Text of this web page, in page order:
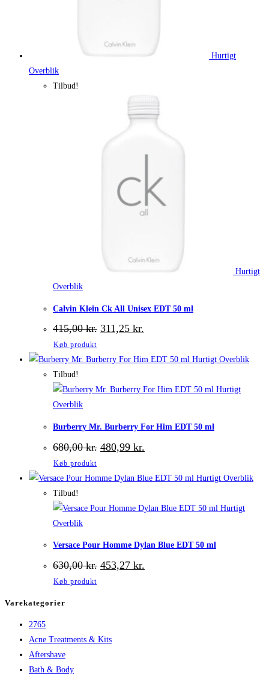
Hurtigt
Overblik
Tilbud!
Hurtigt
Overblik
Calvin Klein Ck All Unisex EDT 50 ml
415,00kr. Den
oprindelige
var:
311,25 kr.
er:
Køb produkt
Hurtigt Overblik
Tilbud!
Hurtigt
Overblik
Burberry Mr. Burberry For Him EDT 50 ml
680,00kr. Den
oprindelige
var:
480,99 kr.
aktuelle
er:
Køb produkt
Hurtigt Overblik
Tilbud!
Hurtigt
Overblik
Versace Pour Homme Dylan Blue EDT 50 ml
630,00kr. Den
oprindelige
453,27 kr.
aktuelle
Køb produkt
Varekategorier
2765
Acne Treatments & Kits
Aftershave
Bath & Body